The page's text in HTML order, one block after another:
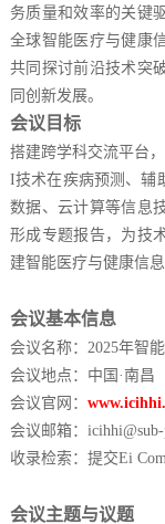
务质量和效率的关键
全球智能医疗与健康
共同探讨前沿技术突
同创新发展。
会议目标
搭建跨学科交流平台
I技术在疾病预测、辅
数据、云计算等信息
形成专题报告，为技
建智能医疗与健康信
会议基本信息
会议名称：2025年智
会议地点：中国·南昌
会议官网：
会议邮箱：icihhi@sub-
收录检索：提交Ei
会议主题与议题